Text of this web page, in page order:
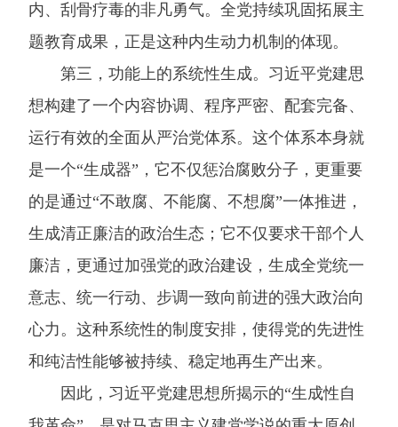
内、刮骨疗毒的非凡勇气。全党持续巩固拓展主
题教育成果，正是这种内生动力机制的体现。
第三，功能上的系统性生成。习近平党建思
想构建了一个内容协调、程序严密、配套完备、
运行有效的全面从严治党体系。这个体系本身就
是一个“生成器”，它不仅惩治腐败分子，更重要
的是通过“不敢腐、不能腐、不想腐”一体推进，
生成清正廉洁的政治生态；它不仅要求干部个人
廉洁，更通过加强党的政治建设，生成全党统一
意志、统一行动、步调一致向前进的强大政治向
心力。这种系统性的制度安排，使得党的先进性
和纯洁性能够被持续、稳定地再生产出来。
因此，习近平党建思想所揭示的“生成性自